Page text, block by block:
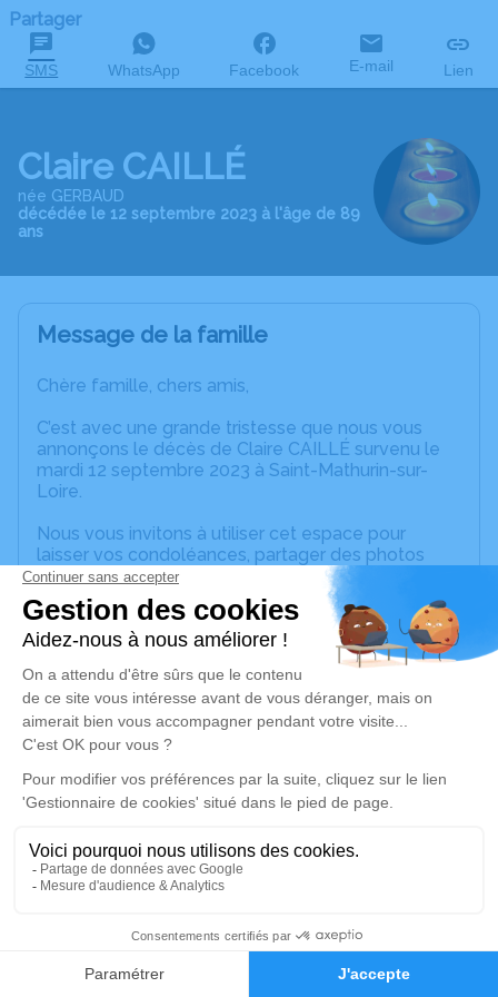
Faire-part Hommages
Partager
SMS WhatsApp Facebook E-mail Lien
Claire CAILLÉ
née GERBAUD
décédée le 12 septembre 2023 à l'âge de 89
ans
Message de la famille
Chère famille, chers amis,
C’est avec une grande tristesse que nous vous
annonçons le décès de Claire CAILLÉ survenu le
mardi 12 septembre 2023 à Saint-Mathurin-sur-
Loire.
Nous vous invitons à utiliser cet espace pour
laisser vos condoléances, partager des photos
souvenirs, une anecdote ou exprimer vos pensées
à travers des poèmes ou des textes. Cet endroit
est un lieu d'expression dédié à honorer la
mémoire de Claire CAILLÉ.
Un service de plantation d’arbre hommage est
disponible ici.
vendredi 15 septembre 2023 à 14h00
Crématorium de Brissac-Loire-Aubance
49320 Brissac-Loire-Aubance